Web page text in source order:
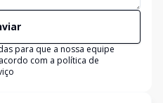
para que a nossa equipe
com a política de